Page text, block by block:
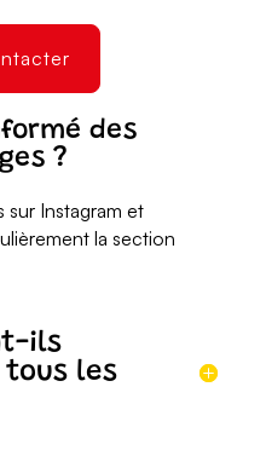
des
?
sur Instagram et
la section
ils
les